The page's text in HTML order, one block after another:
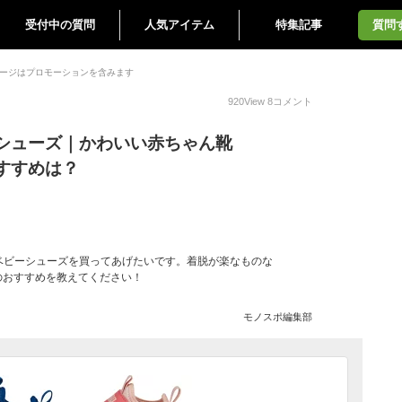
受付中の質問 人気アイテム 特集記事 質問
ジはプロモーションを含みます
920View 8コメント
ューズ｜かわいい赤ちゃん靴
すめは？
ーシューズを買ってあげたいです。着脱が楽なものな
すすめを教えてください！
モノスポ編集部